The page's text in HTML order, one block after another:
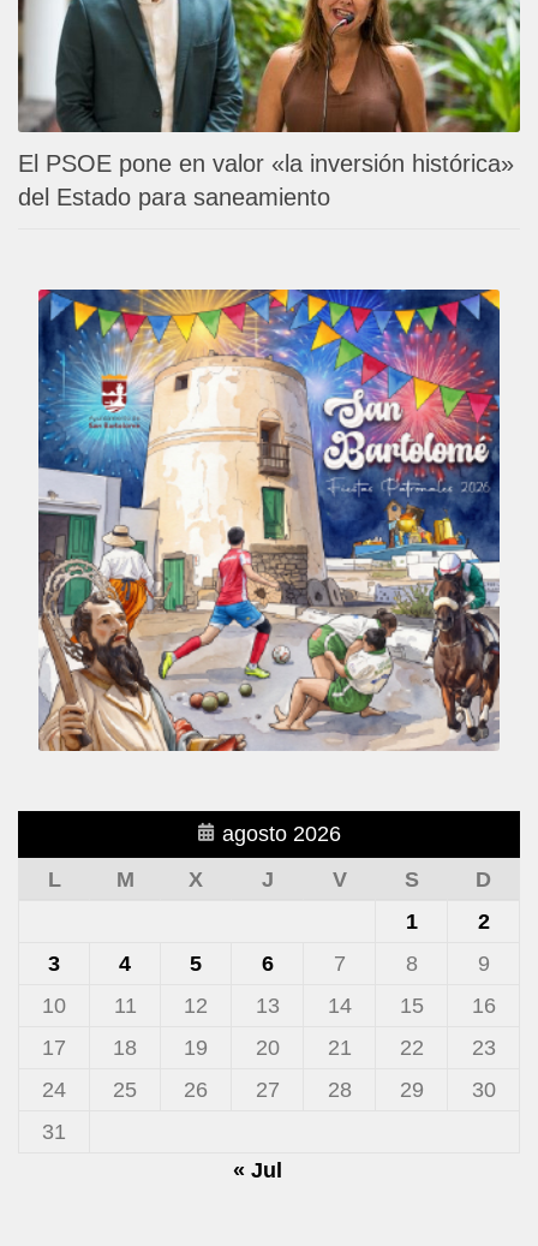
El PSOE pone en valor «la inversión histórica»
del Estado para saneamiento
agosto 2026
L
M X J V S
D
1
2
3
4 5 6 7 8
9
10
11 12 13 14 15
16
17
18 19 20 21 22
23
24
25 26 27 28 29
30
31
« Jul